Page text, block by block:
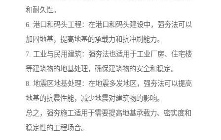
和耐久性。
6. 港口和码头工程：在港口和码头建设中，强夯法可以
加固地基，提高地基的承载力和抗冲刷能力。
7. 工业与民用建筑：强夯法也适用于工业厂房、住宅楼
等建筑物的地基处理，确保建筑物的安全和稳定。
8. 地震区地基处理：在地震多发地区，强夯法可以提高
地基的抗震性能，减少地震对建筑物的影响。
总之，强夯施工适用于需要提高地基承载力、密实度和
稳定性的工程场合。